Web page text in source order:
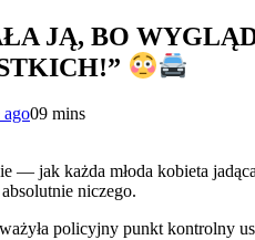
JĄ, BO
ago09 mins
— jak każda młoda kobieta
niczego.
policyjny punkt kontrolny